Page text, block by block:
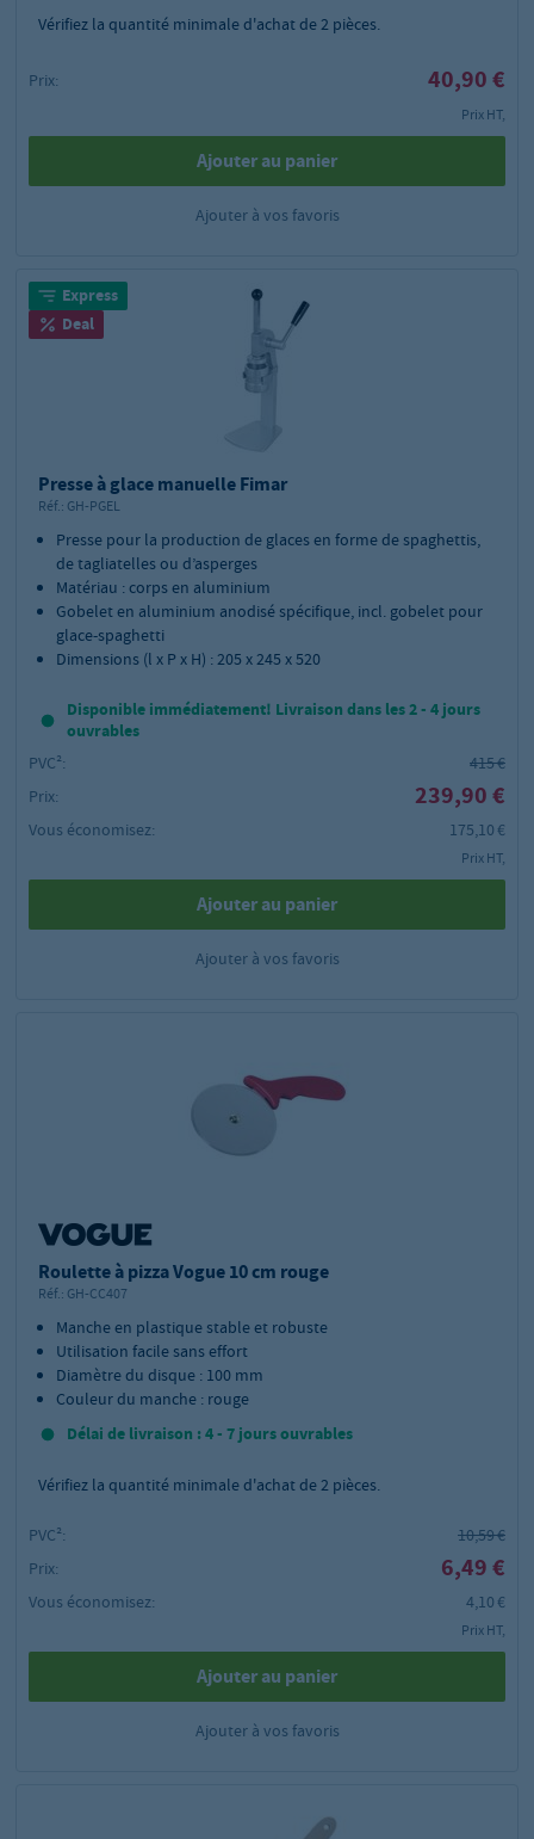
Vérifiez la quantité minimale d'achat de2 pièces.
Prix: 40,90 €
Prix HT,
Ajouter au panier
Ajouter à vos favoris
Express
Deal
Presse à glace manuelle Fimar
Réf.: GH-PGEL
Presse pour la production de glaces en forme de spaghettis,
de tagliatelles ou d’asperges
Matériau : corps en aluminium
Gobelet en aluminium anodisé spécifique, incl. gobelet pour
glace-spaghetti
Dimensions (l x P x H) : 205 x 245 x 520
Disponible immédiatement! Livraison dans les 2 - 4 jours
ouvrables
PVC²:
415 €
Prix:
239,90 €
Vous économisez: 175,10 €
Prix HT,
Ajouter au panier
Ajouter à vos favoris
Roulette à pizza Vogue 10 cm rouge
Réf.: GH-CC407
Manche en plastique stable et robuste
Utilisation facile sans effort
Diamètre du disque : 100 mm
Couleur du manche : rouge
Délai de livraison : 4 - 7 jours ouvrables
Vérifiez la quantité minimale d'achat de2 pièces.
PVC²:
10,59 €
Prix:
6,49 €
Vous économisez: 4,10 €
Prix HT,
Ajouter au panier
Ajouter à vos favoris